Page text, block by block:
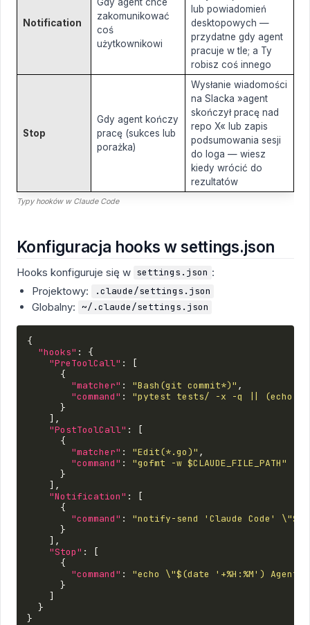
Typy hooków w Claude Code
Notification
zakomunikować
coś
użytkownikowi
lub powiadomień
desktopowych —
przydatne gdy agent
pracuje w tle; a Ty
robisz coś innego
Stop
Gdy agent kończy
pracę (sukces lub
porażka)
Wysłanie wiadomości
na Slacka »agent
skończył pracę nad
repo X« lub zapis
podsumowania sesji
do loga — wiesz
kiedy wrócić do
rezultatów
Konfiguracja hooks w settings.json
Hooks konfiguruje się w settings.json :
Projektowy:
.claude/settings.json
Globalny: ~/.claude/settings.json
{
"hooks" :
{
"PreToolCall" :
[
{
"matcher" : "Bash(git commit*)" ,
"command" :
"pytest tests/ -x -q || (echo
}
],
"PostToolCall" :
[
{
"matcher" : "Edit(*.go)" ,
"command" :
"gofmt -w $CLAUDE_FILE_PATH"
}
],
"Notification" :
[
{
"command" :
"notify-send 'Claude Code'
}
],
"Stop" :
[
{
"command" :
"echo \"$(date '+%H:%M')
}
]
}
}